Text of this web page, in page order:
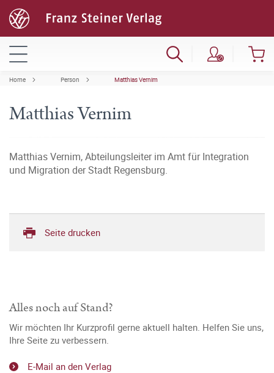
Home Person Matthias Vernim
Matthias Vernim
Matthias Vernim, Abteilungsleiter im Amt für Integration
und Migration der Stadt Regensburg.
Seite drucken
Alles noch auf Stand?
Wir möchten Ihr Kurzprofil gerne aktuell halten. Helfen Sie uns,
Ihre Seite zu verbessern.
E-Mail an den Verlag